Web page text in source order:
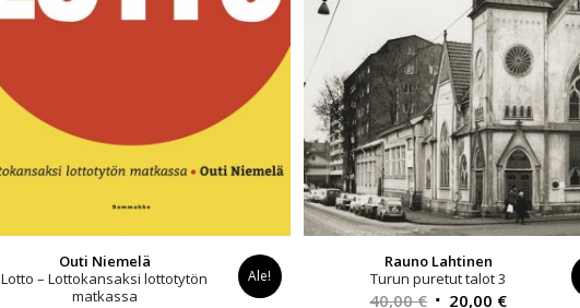
Outi Niemelä
Lotto – Lottokansaksi lottotytön
matkassa
Ale!
Rauno Lahtinen
Turun puretut talot 3
40,00€ Alkuperäinen
20,00 €Nykyinen